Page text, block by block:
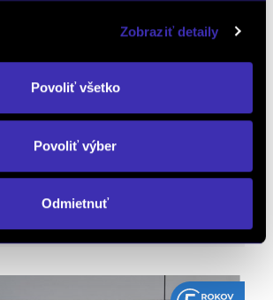
Zobraziť detaily
Povoliť všetko
Povoliť výber
Odmietnuť
ZADARMO Automat
/ 184 kW / 250 PS / Mild Hybrid